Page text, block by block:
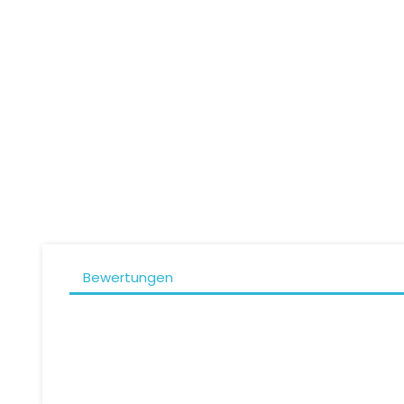
Bewertungen